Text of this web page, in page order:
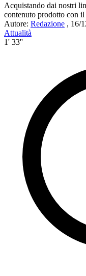
Acquistando dai nostri
contenuto prodotto con
Autore: Redazione , 16/
Attualità
1' 33''